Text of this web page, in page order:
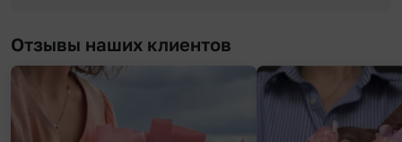
Отзывы наших клиентов